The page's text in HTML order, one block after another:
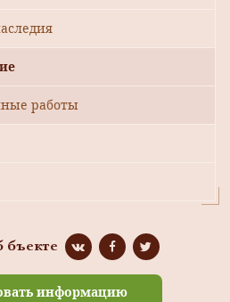
работы
бъекте
информацию